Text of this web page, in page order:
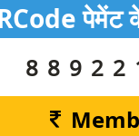
पेमेंट